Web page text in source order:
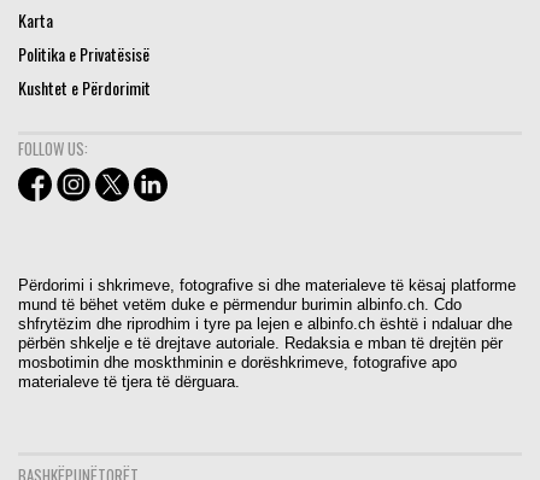
Karta
Politika e Privatësisë
Kushtet e Përdorimit
FOLLOW US:
Përdorimi i shkrimeve, fotografive si dhe materialeve të kësaj platforme
mund të bëhet vetëm duke e përmendur burimin albinfo.ch. Cdo
shfrytëzim dhe riprodhim i tyre pa lejen e albinfo.ch është i ndaluar dhe
përbën shkelje e të drejtave autoriale. Redaksia e mban të drejtën për
mosbotimin dhe moskthminin e dorëshkrimeve, fotografive apo
materialeve të tjera të dërguara.
BASHKËPUNËTORËT